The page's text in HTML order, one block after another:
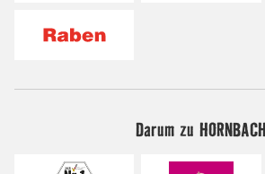
Darum zu HORNBACH